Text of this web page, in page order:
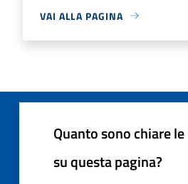
VAI ALLA PAGINA
Quanto sono chiare
su questa pagina?